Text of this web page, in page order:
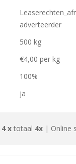
adverteerder
500 kg
€4,00 per kg
100%
ja
4 x totaal 4x | Online